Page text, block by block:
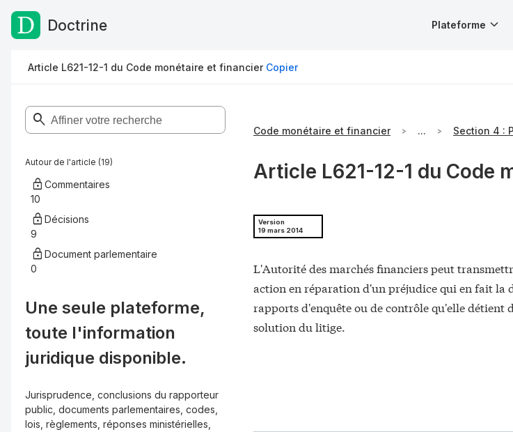
Passer au contenu
Doctrine Plateforme
Article L621-12-1 du Code monétaire et financier Copier
Autour de l'article (19)
Commentaires
10
Décisions
9
Document parlementaire
0
Une seule plateforme,
toute l'information
juridique disponible.
Jurisprudence, conclusions du rapporteur
public, documents parlementaires, codes,
lois, règlements, réponses ministérielles,
Code monétaire et financier ... Section 4 :
Article L621-12-1 du Code
Version
19 mars 2014
L'Autorité des marchés financiers peut
action en réparation d'un préjudice qui en fait la
rapports d'enquête ou de contrôle qu'elle détient
solution du litige.